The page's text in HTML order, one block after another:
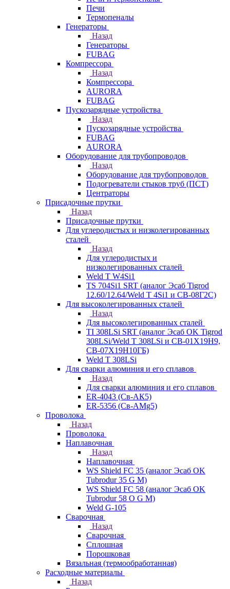
Печи
Термопеналы
Генераторы
Назад
Генераторы
FUBAG
Компрессора
Назад
Компрессора
AURORA
FUBAG
Пускозарядные устройства
Назад
Пускозарядные устройства
FUBAG
AURORA
Оборудование для трубопроводов
Назад
Оборудование для трубопроводов
Подогреватели стыков труб (ПСТ)
Центраторы
Присадочные прутки
Назад
Присадочные прутки
Для углеродистых и низколегированных
сталей
Назад
Для углеродистых и
низколегированных сталей
Weld T W4Si1
TS 704Si1 SRT (аналог Эсаб Tigrod
12.60/12.64/Weld T 4Si1 и СВ-08Г2С)
Для высоколегированных сталей
Назад
Для высоколегированных сталей
TI 308LSi SRT (аналог Эсаб OK Tigrod
308LSi/Weld T 308LSi и СВ-01Х19Н9,
СВ-07Х19Н10ГБ)
Weld T 308LSi
Для сварки алюминия и его сплавов
Назад
Для сварки алюминия и его сплавов
ER-4043 (Св-АК5)
ER-5356 (Св-АМg5)
Проволока
Назад
Проволока
Наплавочная
Назад
Наплавочная
WS Shield FC 35 (аналог Эсаб OK
Tubrodur 35 G M)
WS Shield FC 58 (аналог Эсаб OK
Tubrodur 58 O G M)
Weld G-105
Сварочная
Назад
Сварочная
Сплошная
Порошковая
Вязальная (термообработанная)
Расходные материалы
Назад